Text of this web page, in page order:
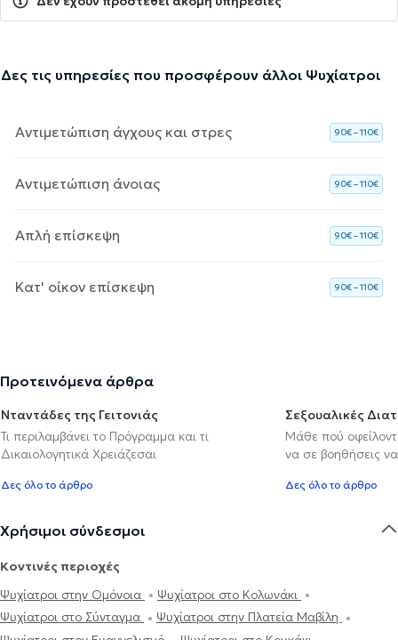
Δες τις υπηρεσίες που προσφέρουν άλλοι Ψυχίατροι
Αντιμετώπιση άγχους και στρες 90€ – 110€
Αντιμετώπιση άνοιας 90€ – 110€
Απλή επίσκεψη 90€ – 110€
Κατ' οίκον επίσκεψη 90€ – 110€
Προτεινόμενα άρθρα
Νταντάδες της Γειτονιάς
Τι περιλαμβάνει το Πρόγραμμα και τι
Δικαιολογητικά Χρειάζεσαι
Δες όλο το άρθρο
Σεξουαλικές
Μάθε πού
να σε βοηθήσεις να
Δες όλο το άρθρο
Χρήσιμοι σύνδεσμοι
Κοντινές περιοχές
Ψυχίατροι στην Ομόνοια
Ψυχίατροι στο Κολωνάκι
Ψυχίατροι στο Σύνταγμα
Ψυχίατροι στην Πλατεία Μαβίλη